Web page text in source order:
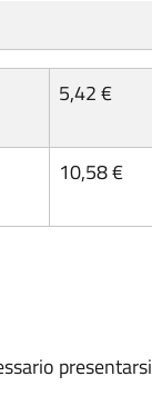
5,42 €
10,58 €
presentarsi